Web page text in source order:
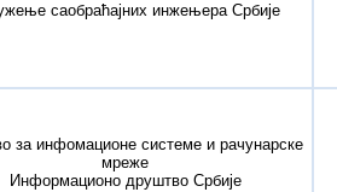
саобраћајних инжењера Србије
за инфомационе системе и рачунарске
мреже
Информационо друштво Србије